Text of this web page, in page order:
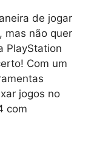
de jogar
mas não quer
PlayStation
Com um
jogos no
com